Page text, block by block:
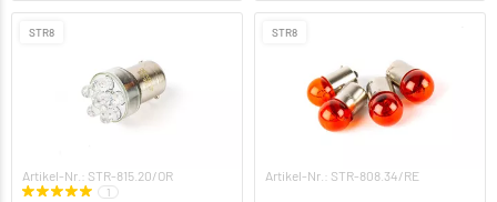
STR8
Artikel-Nr.: STR-815.20/OR
1
STR8
Artikel-Nr.: STR-808.34/RE